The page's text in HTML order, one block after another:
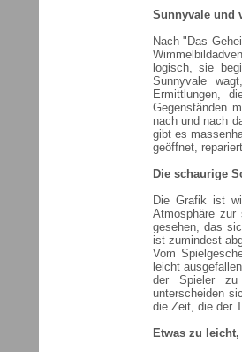
Sunnyvale und
Nach "Das
logisch, sie
Sunnyvale
Ermittlungen,
Gegenständen
nach und nach
gibt es
geöffnet,
Die schaurige
Die Grafik ist
Atmosphäre
gesehen, das
ist zumindest
Vom
leicht
der Spieler zu
unterscheiden
die Zeit, die der
Etwas zu